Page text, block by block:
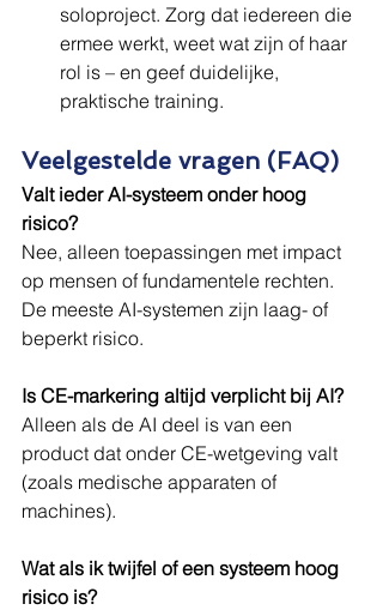
soloproject. Zorg dat iedereen die
ermee werkt, weet wat zijn of haar
rol is – en geef duidelijke,
praktische training.
Veelgestelde vragen (FAQ)
Valt ieder AI-systeem onder hoog
risico?
Nee, alleen toepassingen met impact
op mensen of fundamentele rechten.
De meeste AI-systemen zijn laag- of
beperkt risico.
Is CE-markering altijd verplicht bij AI?
Alleen als de AI deel is van een
product dat onder CE-wetgeving valt
(zoals medische apparaten of
machines).
Wat als ik twijfel of een systeem hoog
risico is?